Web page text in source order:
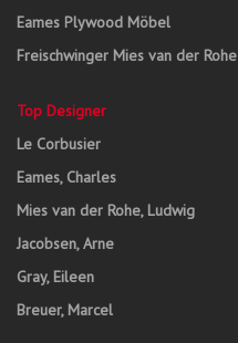
Eames Plywood Möbel
Freischwinger Mies van der Rohe
Top Designer
Le Corbusier
Eames, Charles
Mies van der Rohe, Ludwig
Jacobsen, Arne
Gray, Eileen
Breuer, Marcel